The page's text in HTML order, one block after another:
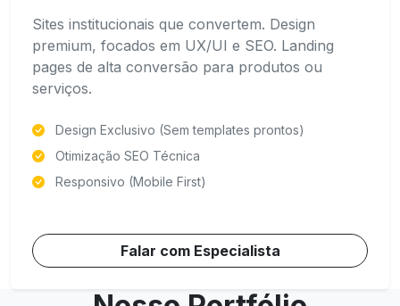
Sites institucionais que convertem. Design
premium, focados em UX/UI e SEO. Landing
pages de alta conversão para produtos ou
serviços.
Design Exclusivo (Sem templates prontos)
Otimização SEO Técnica
Responsivo (Mobile First)
Falar com Especialista